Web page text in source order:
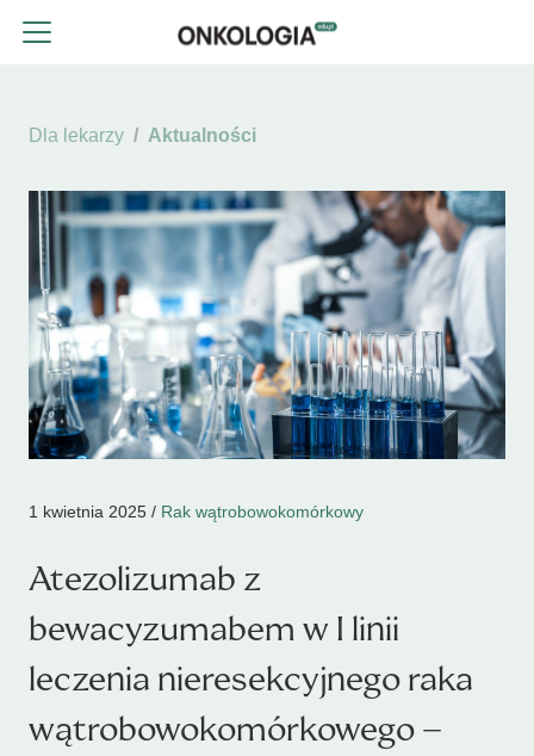
Dla lekarzy Aktualności
1 kwietnia 2025 / Rak wątrobowokomórkowy
Atezolizumab z
bewacyzumabem w I linii
leczenia nieresekcyjnego raka
wątrobowokomórkowego –